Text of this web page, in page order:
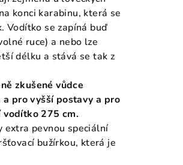
konci karabinu, která se
Vodítko se zapíná buď
ruce) a nebo lze
délku a stává se tak z
zkušené vůdce
pro vyšší postavy a pro
vodítko 275 cm.
extra pevnou speciální
bužírkou, která je